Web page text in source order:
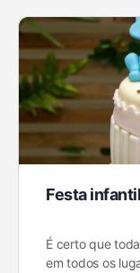
Festa
É certo que
em todos os